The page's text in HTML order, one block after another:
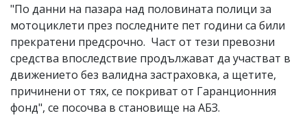
"По данни на пазара над половината полици за
мотоциклети през последните пет години са били
прекратени предсрочно. Част от тези превозни
средства впоследствие продължават да участват в
движението без валидна застраховка, а щетите,
причинени от тях, се покриват от Гаранционния
фонд", се посочва в становище на АБЗ.